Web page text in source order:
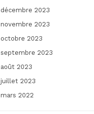
décembre 2023
novembre 2023
octobre 2023
septembre 2023
août 2023
juillet 2023
mars 2022